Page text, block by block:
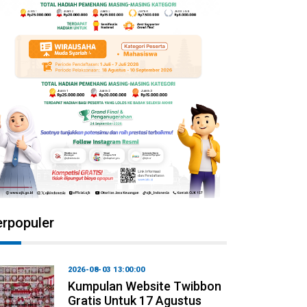
2026-08-03 13:00:00
Kumpulan Website Twibbon
Gratis Untuk 17 Agustus